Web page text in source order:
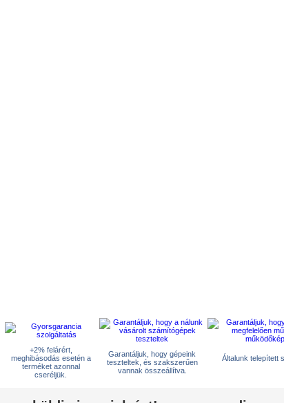
+2% felárért,
meghibásodás esetén a
terméket azonnal
cseréljük.
Garantáljuk, hogy gépeink
teszteltek, és szakszerűen
vannak összeállítva.
Általunk telepített